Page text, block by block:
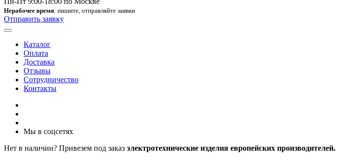
Нерабочее время: пишите, отправляйте заявки
Отправить заявку
Каталог
Оплата
Доставка
Отзывы
Сотрудничество
Контакты
Мы в соцсетях
Нет в наличии? Привезем под заказ электротехнические изделия европейских производителей.